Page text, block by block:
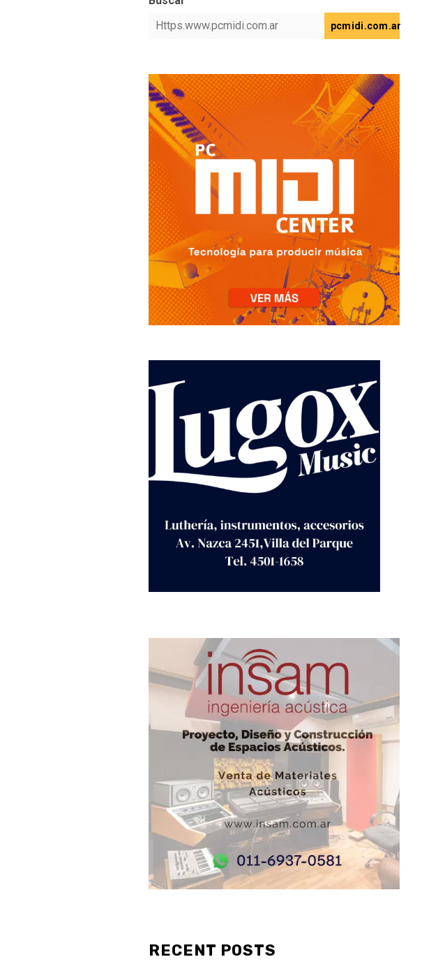
pcmidi.com.ar
RECENT POSTS